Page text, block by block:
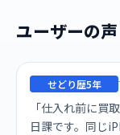
ユーザーの声
せどり歴5年
「仕入れ前に買
日課です。同じ